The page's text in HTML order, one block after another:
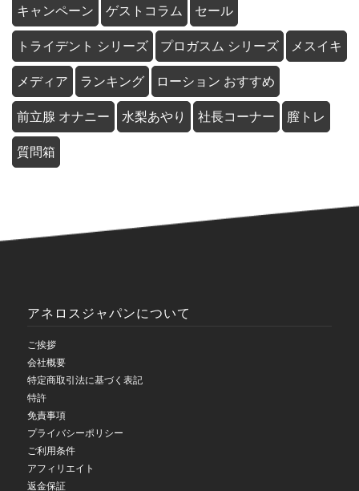
キャンペーン ゲストコラム セール
トライデント シリーズ プロガスム シリーズ メスイキ
メディア ランキング ローション おすすめ
前立腺 オナニー 水梨あやり 社長コーナー 膣トレ
質問箱
アネロスジャパンについて
ご挨拶
会社概要
特定商取引法に基づく表記
特許
免責事項
プライバシーポリシー
ご利用条件
アフィリエイト
返金保証